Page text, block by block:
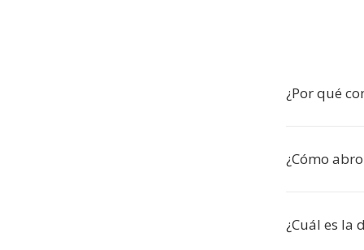
¿Por qué
¿Cómo
¿Cuál es la